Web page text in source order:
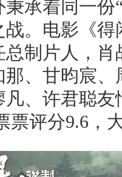
秉承着同一
战。电影《
总制片人，
那、甘昀宸
凡、许君聪
票评分9.6，